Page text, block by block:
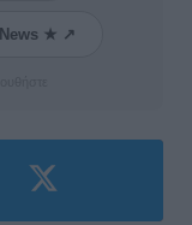
News ★ ↗